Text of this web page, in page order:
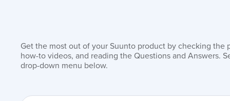
Get the most out of your Suunto product by checking the
how-to videos, and reading the Questions and Answers.
drop-down menu below.